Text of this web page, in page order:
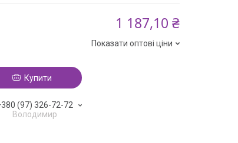
1 187,10 ₴
Показати оптові ціни
Купити
(97) 326-72-72
Володимир